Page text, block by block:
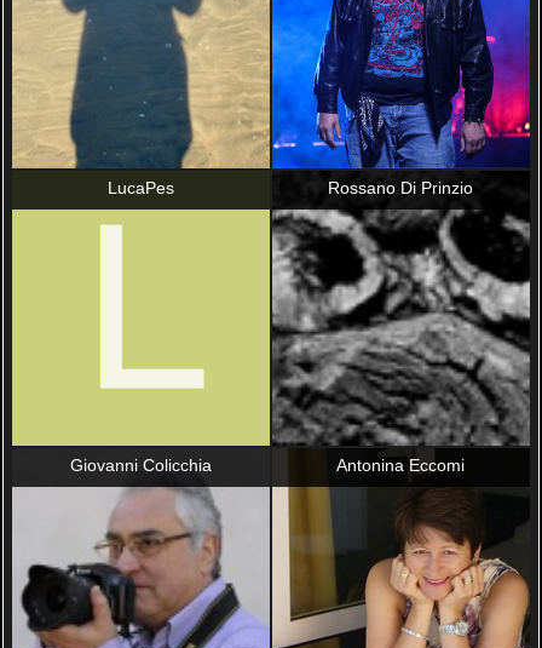
LucaPes Rossano Di Prinzio
Giovanni Colicchia Antonina Eccomi